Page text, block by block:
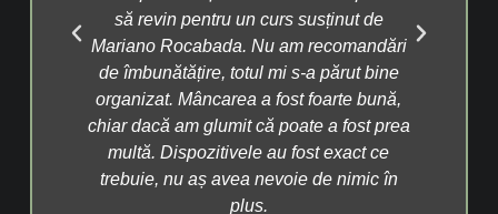
un curs susținut de
Nu am recomandări
totul mi s-a părut bine
a fost foarte bună,
că poate a fost prea
au fost exact ce
nevoie de nimic în
arăt pacienților. Tehnologia
medicina, iar evoluția în acest
una frumoasă. Organizarea a
locația mi-a plăcut. Iar
excelentă, mai ales pentru că
rața. Aș reveni pentru un curs
doctor Duval.